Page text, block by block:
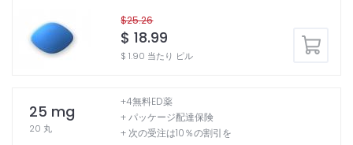
$25.26
$ 18.99
$ 1.90 当たり ピル
25 mg
20 丸
+4無料ED薬
+ パッケージ配達保険
+ 次の受注は10％の割引を